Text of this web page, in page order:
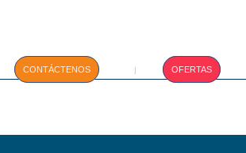
CONTÁCTENOS | OFERTAS